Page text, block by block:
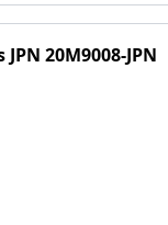
JPN 20M9008-JPN